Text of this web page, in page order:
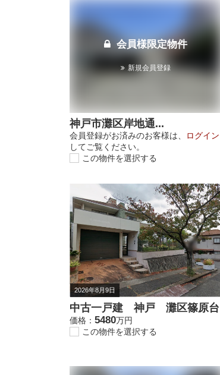
会員様限定物件
新規会員登録
神戸市灘区岸地通...
会員登録がお済みのお客様は、
ログイン
してご覧ください。
この物件を選択する
2026年8月9日
中古一戸建 神戸 灘区篠原台
価格： 5480万円
この物件を選択する